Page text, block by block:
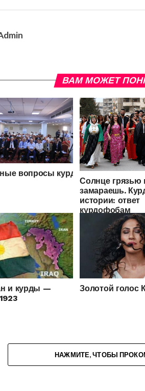
ВАМ МОЖЕТ
вопросы курдской
Солнце грязью
замараешь.
истории: ответ
курдофобам
и курды —
Золотой голос
НАЖМИТЕ, ЧТОБЫ